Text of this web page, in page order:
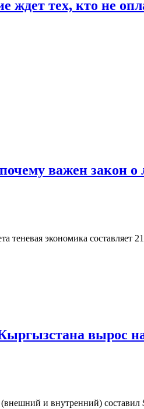
ждет тех, кто не
важен закон о
теневая экономика составляет
вырос
и внутренний)